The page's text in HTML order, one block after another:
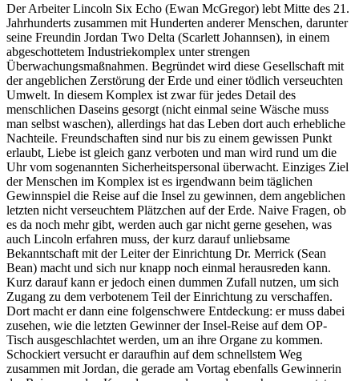
Der Arbeiter Lincoln Six Echo (Ewan McGregor) lebt Mitte des 21.
Jahrhunderts zusammen mit Hunderten anderer Menschen, darunter
seine Freundin Jordan Two Delta (Scarlett Johannsen), in einem
abgeschottetem Industriekomplex unter strengen
Überwachungsmaßnahmen. Begründet wird diese Gesellschaft mit
der angeblichen Zerstörung der Erde und einer tödlich verseuchten
Umwelt. In diesem Komplex ist zwar für jedes Detail des
menschlichen Daseins gesorgt (nicht einmal seine Wäsche muss
man selbst waschen), allerdings hat das Leben dort auch erhebliche
Nachteile. Freundschaften sind nur bis zu einem gewissen Punkt
erlaubt, Liebe ist gleich ganz verboten und man wird rund um die
Uhr vom sogenannten Sicherheitspersonal überwacht. Einziges Ziel
der Menschen im Komplex ist es irgendwann beim täglichen
Gewinnspiel die Reise auf die Insel zu gewinnen, dem angeblichen
letzten nicht verseuchtem Plätzchen auf der Erde. Naive Fragen, ob
es da noch mehr gibt, werden auch gar nicht gerne gesehen, was
auch Lincoln erfahren muss, der kurz darauf unliebsame
Bekanntschaft mit der Leiter der Einrichtung Dr. Merrick (Sean
Bean) macht und sich nur knapp noch einmal herausreden kann.
Kurz darauf kann er jedoch einen dummen Zufall nutzen, um sich
Zugang zu dem verbotenem Teil der Einrichtung zu verschaffen.
Dort macht er dann eine folgenschwere Entdeckung: er muss dabei
zusehen, wie die letzten Gewinner der Insel-Reise auf dem OP-
Tisch ausgeschlachtet werden, um an ihre Organe zu kommen.
Schockiert versucht er daraufhin auf dem schnellstem Weg
zusammen mit Jordan, die gerade am Vortag ebenfalls Gewinnerin